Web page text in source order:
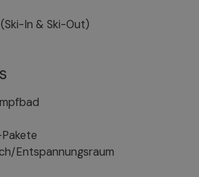
In & Ski-Out)
Entspannungsraum